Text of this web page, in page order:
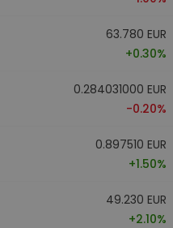
63.780 EUR
+0.30%
0.284031000 EUR
-0.20%
0.897510 EUR
+1.50%
49.230 EUR
+2.10%